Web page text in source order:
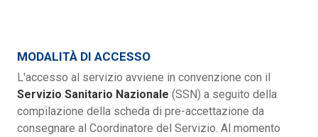
MODALITÀ DI ACCESSO
L'accesso al servizio avviene in convenzione con il
Servizio Sanitario Nazionale (SSN) a seguito della
compilazione della scheda di pre-accettazione da
consegnare al Coordinatore del Servizio. Al momento